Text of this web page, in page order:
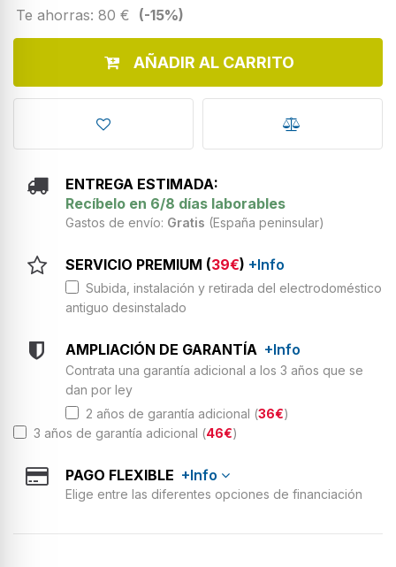
Te ahorras: 80 € (-15%)
AÑADIR AL CARRITO
ENTREGA ESTIMADA:
Recíbelo en 6/8 días laborables
Gastos de envío: Gratis (España peninsular)
SERVICIO PREMIUM (39€) +Info
Subida, instalación y retirada del electrodoméstico
antiguo desinstalado
AMPLIACIÓN DE GARANTÍA +Info
Contrata una garantía adicional a los 3 años que se
dan por ley
2 años de garantía adicional (36€)
3 años de garantía adicional (46€)
PAGO FLEXIBLE +Info
Elige entre las diferentes opciones de financiación